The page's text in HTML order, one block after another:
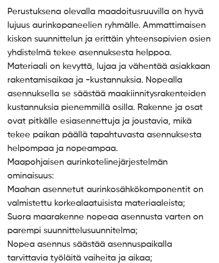
Perustuksena olevalla maadoitusruuvilla on hyvä
lujuus aurinkopaneelien ryhmälle. Ammattimaisen
kiskon suunnittelun ja erittäin yhteensopivien osien
yhdistelmä tekee asennuksesta helppoa.
Materiaali on kevyttä, lujaa ja vähentää asiakkaan
rakentamisaikaa ja -kustannuksia. Nopealla
asennuksella se säästää maakiinnitysrakenteiden
kustannuksia pienemmillä osilla. Rakenne ja osat
ovat pitkälle esiasennettuja ja joustavia, mikä
tekee paikan päällä tapahtuvasta asennuksesta
helpompaa ja nopeampaa.
Maapohjaisen aurinkotelinejärjestelmän
ominaisuus:
Maahan asennetut aurinkosähkökomponentit on
valmistettu korkealaatuisista materiaaleista;
Suora maarakenne nopeaa asennusta varten on
parempi suunnittelusuunnitelma;
Nopea asennus säästää asennuspaikalla
tarvittavia työläitä vaiheita ja aikaa;